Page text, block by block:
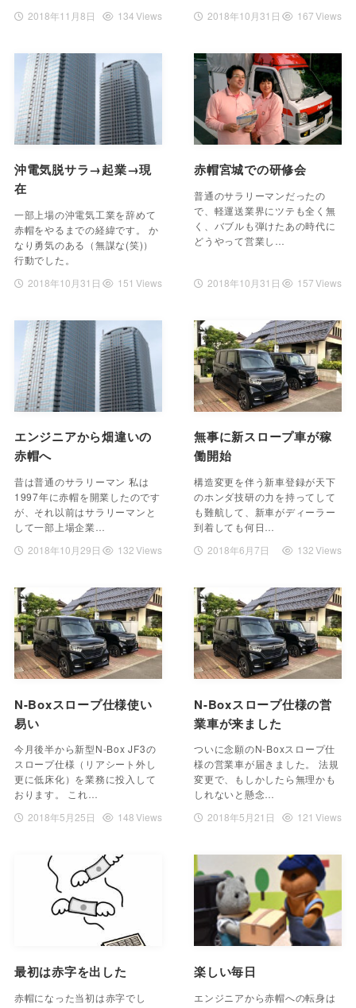
2018年11月8日 134 Views
2018年10月31日
167 Views
沖電気脱サラ→起業→現
在
一部上場の沖電気工業を辞めて
赤帽をやるまでの経緯です。 か
なり勇気のある（無謀な(笑)）
行動でした。
2018年10月31日
151 Views
赤帽宮城での研修会
普通のサラリーマンだったの
で、軽運送業界にツテも全く無
く、バブルも弾けたあの時代に
どうやって営業し…
2018年10月31日 157 Views
エンジニアから畑違いの
赤帽へ
昔は普通のサラリーマン 私は
1997年に赤帽を開業したのです
が、それ以前はサラリーマンと
して一部上場企業…
2018年10月29日
132 Views
無事に新スロープ車が稼
働開始
構造変更を伴う新車登録が天下
のホンダ技研の力を持ってして
も難航して、新車がディーラー
到着しても何日…
2018年6月7日
132 Views
N-Boxスロープ仕様使い
易い
今月後半から新型N-Box JF3の
スロープ仕様（リアシート外し
更に低床化）を業務に投入して
おります。 これ…
2018年5月25日
148 Views
N-Boxスロープ仕様の営
業車が来ました
ついに念願のN-Boxスロープ仕
様の営業車が届きました。 法規
変更で、もしかしたら無理かも
しれないと懸念…
2018年5月21日
121 Views
最初は赤字を出した
赤帽になった当初は赤字でし
楽しい毎日
エンジニアから赤帽への転身は